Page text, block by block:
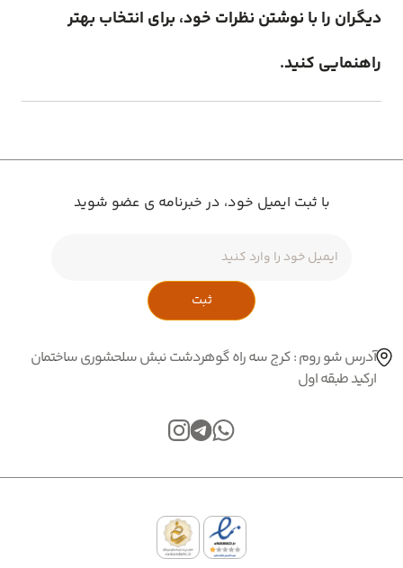
دیگران را با نوشتن نظرات خود، برای انتخاب بهتر
راهنمایی کنید.
با ثبت ایمیل خود، در خبرنامه ی عضو شوید
ثبت
آدرس شو روم : کرج سه راه گوهردشت نبش سلحشوری ساختمان
ارکید طبقه اول